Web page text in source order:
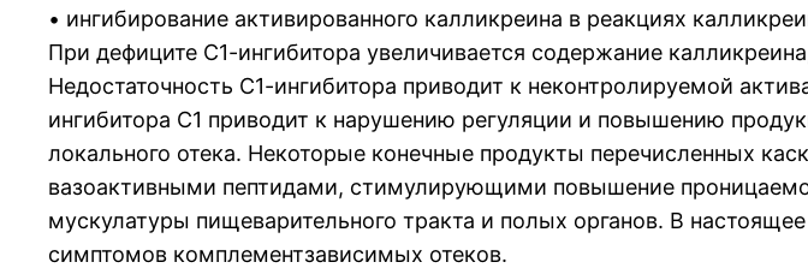
• ингибирование активированного калликреина в реакциях
При дефиците С1-ингибитора увеличивается содержание
Недостаточность С1-ингибитора приводит к неконтролируемой
ингибитора С1 приводит к нарушению регуляции и повышению
локального отека. Некоторые конечные продукты перечисленных
вазоактивными пептидами, стимулирующими повышение
мускулатуры пищеварительного тракта и полых органов. В
симптомов комплементзависимых отеков.